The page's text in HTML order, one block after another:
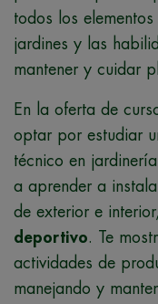
todos los
jardines y las
mantener y cuidar
En la oferta de
optar por estudiar
técnico en
a aprender a
de exterior e
deportivo. Te
actividades de
manejando y